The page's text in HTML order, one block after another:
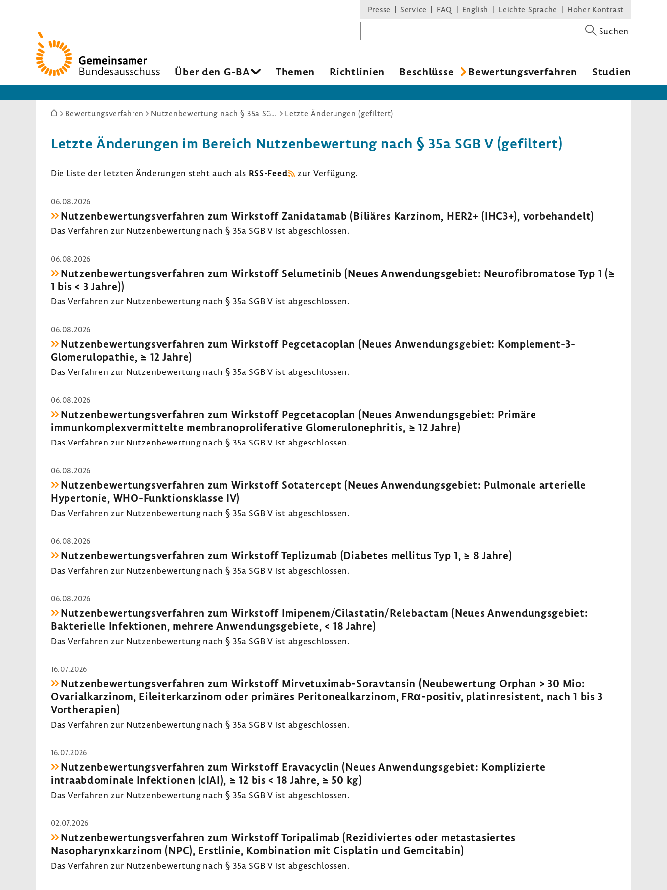
Zur
Startseite
Presse Service FAQ English Leichte Sprache Hoher Kontrast
Suchen
Über den G-BA Themen Richtlinien Beschlüsse Bewertungsverfahren Studien
Sie
hier:
Bewertungsverfahren Nutzenbewertung nach § 35a SGB V Letzte Änderungen (gefiltert)
Letzte Änderungen im Bereich Nutzenbewertung nach § 35a SGB V (gefiltert)
Die Liste der letzten Änderungen steht auch als RSS-Feed zur Verfügung.
06.08.2026
Nutzenbewertungsverfahren zum Wirkstoff Zanidatamab (Biliäres Karzinom, HER2+ (IHC3+), vorbehandelt)
Das Verfahren zur Nutzenbewertung nach § 35a SGB V ist abgeschlossen.
06.08.2026
Nutzenbewertungsverfahren zum Wirkstoff Selumetinib (Neues Anwendungsgebiet: Neurofibromatose Typ 1 (≥
1 bis < 3 Jahre))
Das Verfahren zur Nutzenbewertung nach § 35a SGB V ist abgeschlossen.
06.08.2026
Nutzenbewertungsverfahren zum Wirkstoff Pegcetacoplan (Neues Anwendungsgebiet: Komplement-3-
Glomerulopathie, ≥ 12 Jahre)
Das Verfahren zur Nutzenbewertung nach § 35a SGB V ist abgeschlossen.
06.08.2026
Nutzenbewertungsverfahren zum Wirkstoff Pegcetacoplan (Neues Anwendungsgebiet: Primäre
immunkomplexvermittelte membranoproliferative Glomerulonephritis, ≥ 12 Jahre)
Das Verfahren zur Nutzenbewertung nach § 35a SGB V ist abgeschlossen.
06.08.2026
Nutzenbewertungsverfahren zum Wirkstoff Sotatercept (Neues Anwendungsgebiet: Pulmonale arterielle
Hypertonie, WHO-Funktionsklasse IV)
Das Verfahren zur Nutzenbewertung nach § 35a SGB V ist abgeschlossen.
06.08.2026
Nutzenbewertungsverfahren zum Wirkstoff Teplizumab (Diabetes mellitus Typ 1, ≥ 8 Jahre)
Das Verfahren zur Nutzenbewertung nach § 35a SGB V ist abgeschlossen.
06.08.2026
Nutzenbewertungsverfahren zum Wirkstoff Imipenem/Cilastatin/Relebactam (Neues Anwendungsgebiet:
Bakterielle Infektionen, mehrere Anwendungsgebiete, < 18 Jahre)
Das Verfahren zur Nutzenbewertung nach § 35a SGB V ist abgeschlossen.
16.07.2026
Nutzenbewertungsverfahren zum Wirkstoff Mirvetuximab-Soravtansin (Neubewertung Orphan > 30 Mio:
Ovarialkarzinom, Eileiterkarzinom oder primäres Peritonealkarzinom, FRα-positiv, platinresistent, nach 1 bis 3
Vortherapien)
Das Verfahren zur Nutzenbewertung nach § 35a SGB V ist abgeschlossen.
16.07.2026
Nutzenbewertungsverfahren zum Wirkstoff Eravacyclin (Neues Anwendungsgebiet: Komplizierte
intraabdominale Infektionen (cIAI), ≥ 12 bis < 18 Jahre, ≥ 50 kg)
Das Verfahren zur Nutzenbewertung nach § 35a SGB V ist abgeschlossen.
02.07.2026
Nutzenbewertungsverfahren zum Wirkstoff Toripalimab (Rezidiviertes oder metastasiertes
Nasopharynxkarzinom (NPC), Erstlinie, Kombination mit Cisplatin und Gemcitabin)
Das Verfahren zur Nutzenbewertung nach § 35a SGB V ist abgeschlossen.